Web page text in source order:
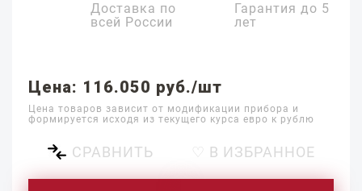
Доставка по
всей России
Гарантия до 5
лет
Цена: 116.050 руб./шт
Цена товаров зависит от модификации прибора и
формируется исходя из текущего курса евро к рублю
СРАВНИТЬ ♡ В ИЗБРАННОЕ